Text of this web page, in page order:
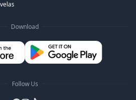
Download
Follow Us